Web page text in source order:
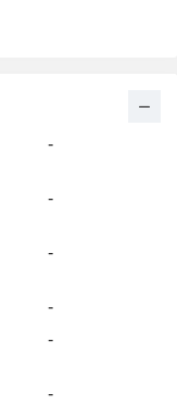
-
-
-
-
-
-